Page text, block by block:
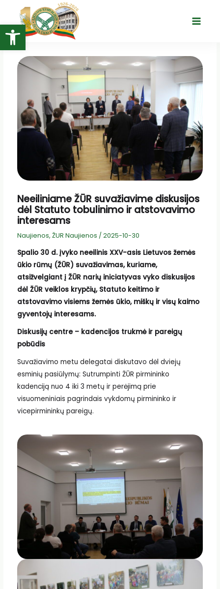
Open toolbar
turinio
Main
Neeiliniame ŽŪR suvažiavime diskusijos
dėl Statuto tobulinimo ir atstovavimo
interesams
Naujienos, ŽUR Naujienos / 2025-10-30
Spalio 30 d. įvyko neeilinis XXV-asis Lietuvos žemės
ūkio rūmų (ŽŪR) suvažiavimas, kuriame,
atsižvelgiant į ŽŪR narių iniciatyvas vyko diskusijos
dėl ŽŪR veiklos krypčių, Statuto keitimo ir
atstovavimo visiems žemės ūkio, miškų ir visų kaimo
gyventojų interesams.
Diskusijų centre – kadencijos trukmė ir pareigų
pobūdis
Suvažiavimo metu delegatai diskutavo dėl dviejų
esminių pasiūlymų: Sutrumpinti ŽŪR pirmininko
kadenciją nuo 4 iki 3 metų ir perėjimą prie
visuomeniniais pagrindais vykdomų pirmininko ir
vicepirmininkų pareigų.